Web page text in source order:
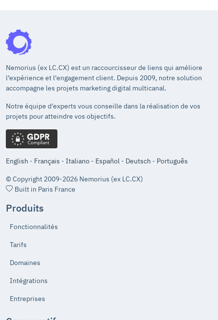
Nemorius (ex LC.CX) est un raccourcisseur de liens qui améliore
l’expérience et l'engagement client. Depuis 2009, notre solution
accompagne les projets marketing digital multicanal.
Notre équipe d'experts vous conseille dans la réalisation de vos
projets pour atteindre vos objectifs.
English - Français - Italiano - Español - Deutsch - Português
© Copyright 2009-2026 Nemorius (ex LC.CX)
Built in Paris France
Produits
Fonctionnalités
Tarifs
Domaines
Intégrations
Entreprises